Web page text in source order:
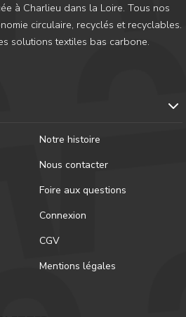
à Charlieu dans la Loire. Tous nos
circulaire, recyclés et recyclables.
solutions textiles bas carbone.
Notre histoire
Nous contacter
Foire aux questions
Connexion
CGV
Mentions légales